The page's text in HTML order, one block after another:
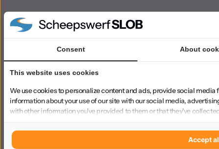
Consent About
This website uses cookies
We use cookies to personalize content and ads, provide social
information about your use of our site with our social media,
with other information you've provided to them or that they've
Accept